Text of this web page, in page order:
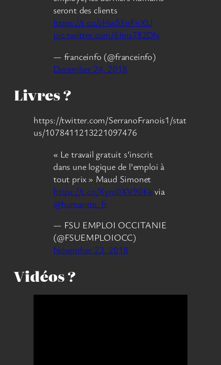
seront des clients
https://t.co/zHw5EoFnXU
pic.twitter.com/6Ims782Dly
— franceinfo (@franceinfo)
December 24, 2018
Livres ?
https://twitter.com/SerranoFranois1/stat
us/1078411213221097476
« Le travail gratuit s’inscrit
dans une logique de l’emploi à
tout prix » Maud Simonet
https://t.co/Xgm0XV90Kkvia
@humanite_fr
— FSU EMPLOI OCCITANIE
(@FSUEMPLOIOCC)
November 23, 2018
Vidéos ?